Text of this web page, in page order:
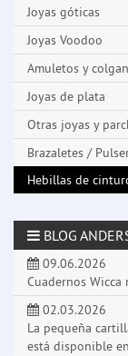
Joyas góticas
Joyas Voodoo
Amuletos y
Joyas de plata
Otras joyas y
Brazaletes /
Hebillas de
BLOG
09.06.2026
Cuadernos
02.03.2026
La pequeña
está disponible